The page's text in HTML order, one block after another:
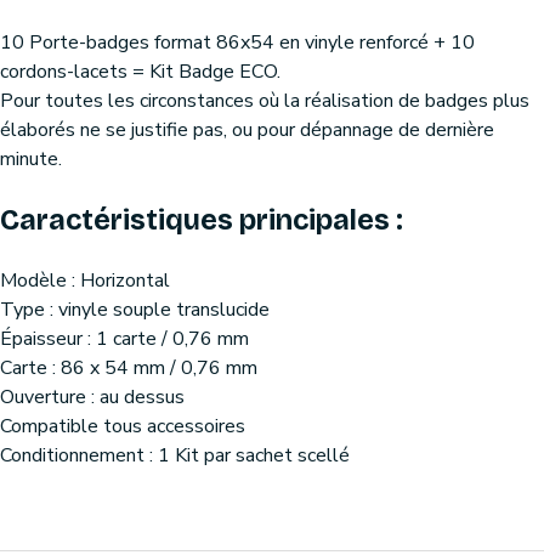
10 Porte-badges format 86x54 en vinyle renforcé + 10
cordons-lacets = Kit Badge ECO.
Pour toutes les circonstances où la réalisation de badges plus
élaborés ne se justifie pas, ou pour dépannage de dernière
minute.
Caractéristiques principales :
Modèle : Horizontal
Type : vinyle souple translucide
Épaisseur : 1 carte / 0,76 mm
Carte : 86 x 54 mm / 0,76 mm
Ouverture : au dessus
Compatible tous accessoires
Conditionnement : 1 Kit par sachet scellé